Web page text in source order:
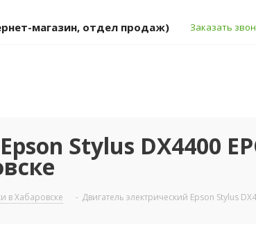
магазин, отдел продаж) Заказать
Stylus DX4400
в Хабаровске - Двигатель электрический Epson Stylus